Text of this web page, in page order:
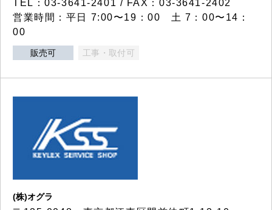
TEL：03-3641-2401 / FAX：03-3641-2402
営業時間：平日 7:00〜19：00 土 7：00〜14：
00
販売可 工事・取付可
(株)オグラ